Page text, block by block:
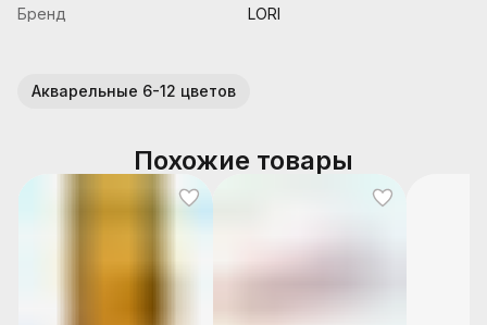
Бренд
LORI
Акварельные 6-12 цветов
Похожие товары